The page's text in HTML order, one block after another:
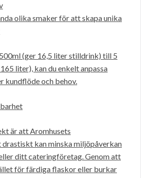
olika smaker för att skapa unika
(ger 16,5 liter stilldrink) till 5
liter), kan du enkelt anpassa
kundflöde och behov.
är att Aromhusets
kan minska miljöpåverkan
ditt cateringföretag. Genom att
för färdiga flaskor eller burkar